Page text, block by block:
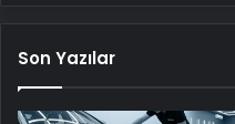
Son Yazılar